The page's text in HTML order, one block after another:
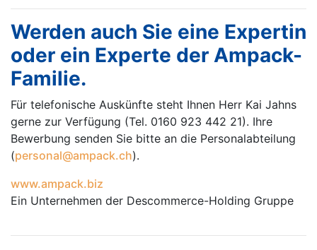
Werden auch Sie eine Expertin
oder ein Experte der Ampack-
Familie.
Für telefonische Auskünfte steht Ihnen Herr Kai Jahns
gerne zur Verfügung (Tel. 0160 923 442 21). Ihre
Bewerbung senden Sie bitte an die Personalabteilung
(personal@ampack.ch).
www.ampack.biz
Ein Unternehmen der Descommerce-Holding Gruppe